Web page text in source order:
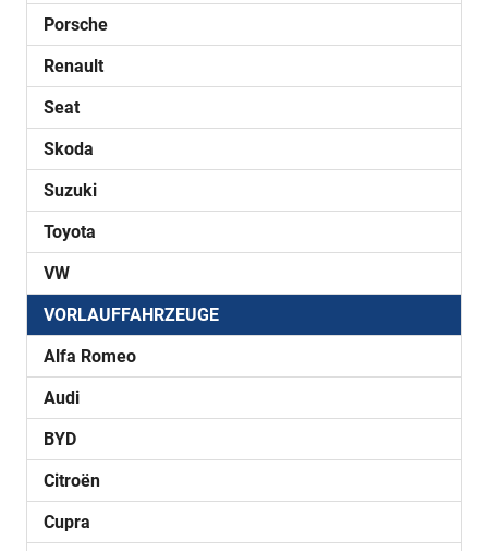
Porsche
Renault
Seat
Skoda
Suzuki
Toyota
VW
VORLAUFFAHRZEUGE
Alfa Romeo
Audi
BYD
Citroën
Cupra